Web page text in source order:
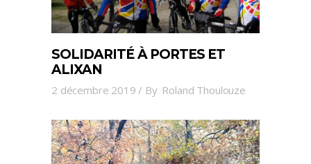
SOLIDARITÉ À PORTES ET
ALIXAN
2 décembre 2019 By Roland Thoulouze